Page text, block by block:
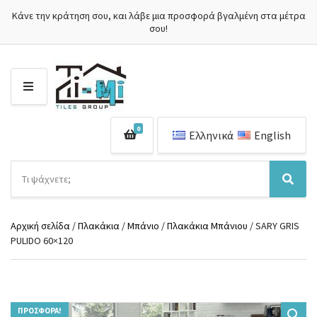
Κάνε την κράτηση σου, και λάβε μια προσφορά βγαλμένη στα μέτρα
σου!
Μ
Ε
ν
μ
α
κ
α
ή
τ
Α
ν
ζ
τ
0 Ελληνικά English
Αρχική σελίδα /Πλακάκια /Μπάνιο /Πλακάκια Μπάνιου / SARY GRIS
PULIDO 60×120
ΠΡΟΣΦΟΡΆ!